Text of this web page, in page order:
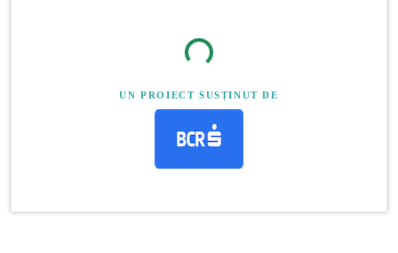
UN PROIECT SUSȚINUT DE